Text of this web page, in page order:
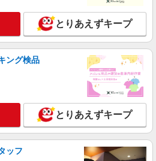
とりあえずキープ
ング検品
とりあえずキープ
ッフ